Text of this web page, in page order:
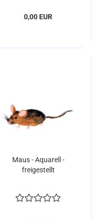
0,00 EUR
Maus - Aquarell -
freigestellt